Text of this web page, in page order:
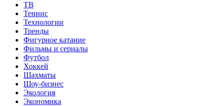
ТВ
Теннис
Технологии
Тренды
Фигурное катание
Фильмы и сериалы
Футбол
Хоккей
Шахматы
Шоу-бизнес
Экология
Экономика